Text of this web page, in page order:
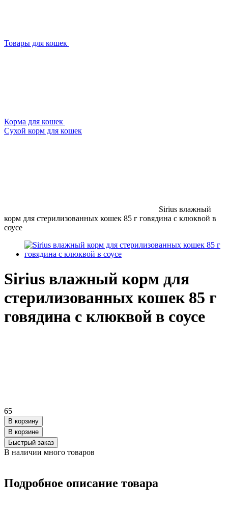
Товары для кошек
Корма для кошек
Сухой корм для кошек
Sirius влажный
корм для стерилизованных кошек 85 г говядина с клюквой в
соусе
Sirius влажный корм для
стерилизованных кошек 85 г
говядина с клюквой в соусе
65
В корзину
В корзинe
Быстрый заказ
В наличии много товаров
Подробное описание товара